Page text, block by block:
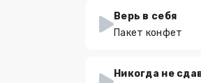
Верь в себя
Пакет конфет